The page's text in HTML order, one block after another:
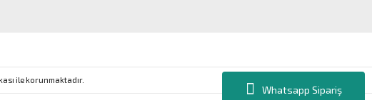
Whatsapp Sipariş
ile korunmaktadır.